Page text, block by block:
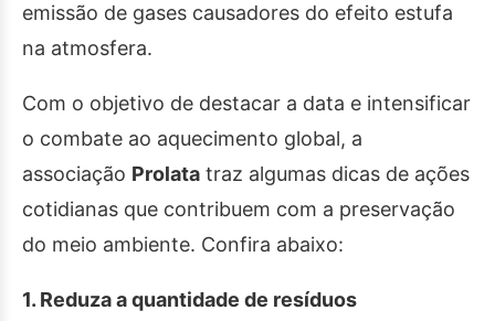
emissão de gases causadores do efeito estufa
na atmosfera.
Com o objetivo de destacar a data e intensificar
o combate ao aquecimento global, a
associação Prolata traz algumas dicas de ações
cotidianas que contribuem com a preservação
do meio ambiente. Confira abaixo:
1. Reduza a quantidade de resíduos